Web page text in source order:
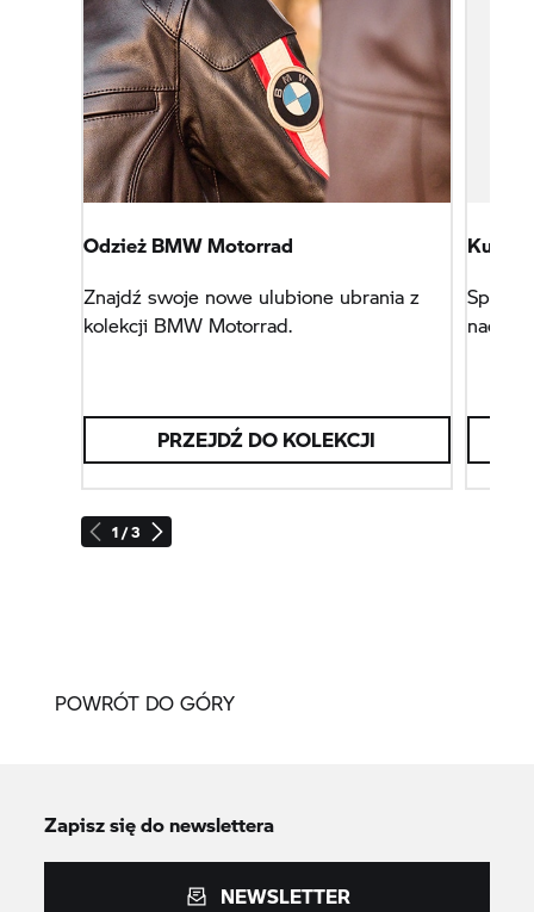
1 / 3
Odzież BMW Motorrad
Znajdź swoje nowe ulubione ubrania z
kolekcji BMW Motorrad.
PRZEJDŹ DO KOLEKCJI
POWRÓT DO GÓRY
Zapisz się do newslettera
NEWSLETTER